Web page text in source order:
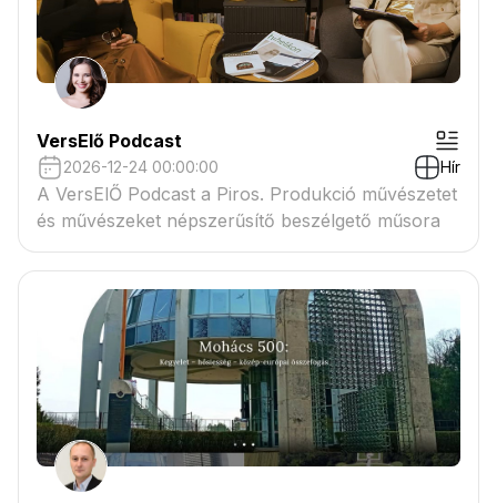
VersElő Podcast
2026-12-24 00:00:00 Hír
A VersElŐ Podcast a Piros. Produkció művészetet
és művészeket népszerűsítő beszélgető műsora